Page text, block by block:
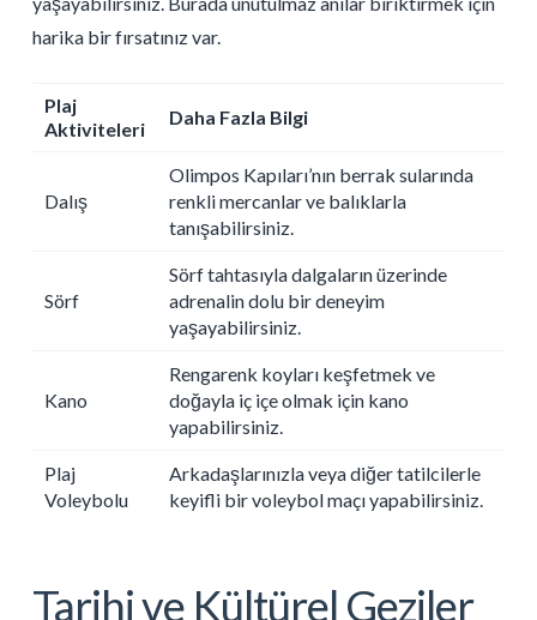
harika bir fırsatınız var.
Plaj
Aktiviteleri
Daha Fazla Bilgi
Dalış
Olimpos Kapıları’nın berrak sularında
renkli mercanlar ve balıklarla
tanışabilirsiniz.
Sörf
Sörf tahtasıyla dalgaların üzerinde
adrenalin dolu bir deneyim
yaşayabilirsiniz.
Kano
Rengarenk koyları keşfetmek ve
doğayla iç içe olmak için kano
yapabilirsiniz.
Plaj
Voleybolu
Arkadaşlarınızla veya diğer tatilcilerle
keyifli bir voleybol maçı yapabilirsiniz.
Tarihi ve Kültürel Geziler